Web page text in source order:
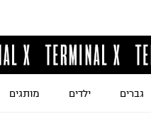
גברים ילדים מותגים